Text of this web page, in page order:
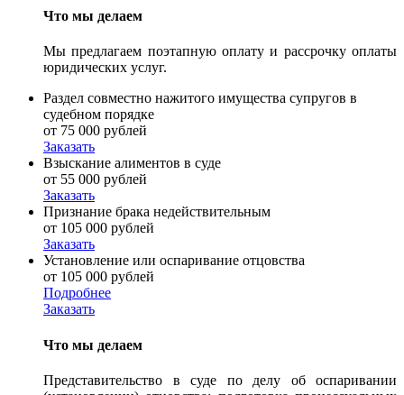
Что мы делаем
Мы предлагаем поэтапную оплату и рассрочку оплаты
юридических услуг.
Раздел совместно нажитого имущества супругов в
судебном порядке
от 75 000 рублей
Заказать
Взыскание алиментов в суде
от 55 000 рублей
Заказать
Признание брака недействительным
от 105 000 рублей
Заказать
Установление или оспаривание отцовства
от 105 000 рублей
Подробнее
Заказать
Что мы делаем
Представительство в суде по делу об оспаривании